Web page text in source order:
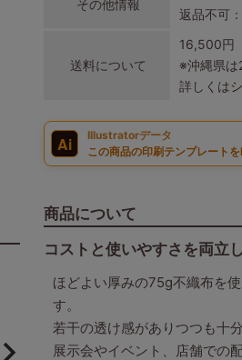
その他情報
返品不可
送料について
16,500円
※沖縄県は
詳しくは
Ai
Illustratorデータ
この商品の印刷テンプレート
商品について
コストと使いやすさを両立
ほどよい厚みの75g不織布を
す。
若干の透け感がありつつも十
展示会やイベント、店舗での